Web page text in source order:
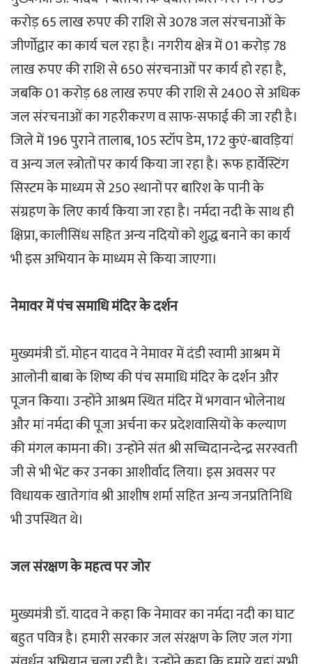
करोड़ 65 लाख रुपए की राशि से 3078 जल संरचनाओं के
जीर्णोद्वार का कार्य चल रहा है। नगरीय क्षेत्र में 01 करोड़ 78
लाख रुपए की राशि से 650 संरचनाओं पर कार्य हो रहा है,
जबकि 01 करोड़ 68 लाख रुपए की राशि से 2400 से अधिक
जल संरचनाओं का गहरीकरण व साफ-सफाई की जा रही है।
जिले में 196 पुराने तालाब, 105 स्टॉप डेम, 172 कुएं-बावड़ियां
व अन्य जल स्त्रोतों पर कार्य किया जा रहा है। रूफ हार्वेस्टिंग
सिस्टम के माध्यम से 250 स्थानों पर बारिश के पानी के
संग्रहण के लिए कार्य किया जा रहा है। नर्मदा नदी के साथ ही
क्षिप्रा, कालीसिंध सहित अन्य नदियों को शुद्ध बनाने का कार्य
भी इस अभियान के माध्यम से किया जाएगा।
नेमावर में पंच समाधि मंदिर के दर्शन
मुख्यमंत्री डॉ. मोहन यादव ने नेमावर में दंडी स्वामी आश्रम में
आलोनी बाबा के शिष्य की पंच समाधि मंदिर के दर्शन और
पूजन किया। उन्होंने आश्रम स्थित मंदिर में भगवान भोलेनाथ
और मां नर्मदा की पूजा अर्चना कर प्रदेशवासियों के कल्याण
की मंगल कामना की। उन्होंने संत श्री सच्चिदानन्देन्द्र सरस्वती
जी से भी भेंट कर उनका आशीर्वाद लिया। इस अवसर पर
विधायक खातेगांव श्री आशीष शर्मा सहित अन्य जनप्रतिनिधि
भी उपस्थित थे।
जल संरक्षण के महत्व पर जोर
मुख्यमंत्री डॉ. यादव ने कहा कि नेमावर का नर्मदा नदी का घाट
बहुत पवित्र है। हमारी सरकार जल संरक्षण के लिए जल गंगा